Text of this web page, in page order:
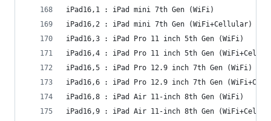
iPad16,1 : iPad mini 7th Gen (WiFi)
iPad16,2 : iPad mini 7th Gen (WiFi+Cellular)
iPad16,3 : iPad Pro 11 inch 5th Gen (WiFi)
iPad16,4 : iPad Pro 11 inch 5th Gen
iPad16,5 : iPad Pro 12.9 inch 7th Gen (WiFi)
iPad16,6 : iPad Pro 12.9 inch 7th Gen
iPad16,8 : iPad Air 11-inch 8th Gen (WiFi)
iPad16,9 : iPad Air 11-inch 8th Gen